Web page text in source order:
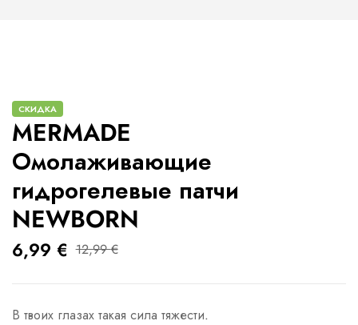
СКИДКА
MERMADE
Омолаживающие
гидрогелевые патчи
NEWBORN
12,99€
6,99 €
В твоих глазах такая сила тяжести.